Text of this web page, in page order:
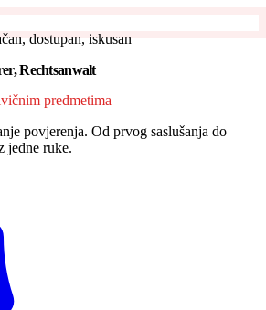
dostupan, iskusan
Rechtsanwalt
predmetima
povjerenja. Od prvog saslušanja do
jedne ruke.